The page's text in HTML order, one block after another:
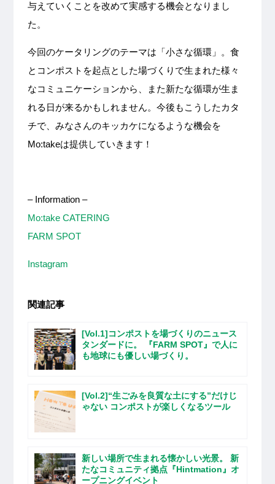
与えていくことを改めて実感する機会となりまし
た。
今回のケータリングのテーマは「小さな循環」。食
とコンポストを起点とした場づくりで生まれた様々
なコミュニケーションから、また新たな循環が生ま
れる日が来るかもしれません。今後もこうしたカタ
チで、みなさんのキッカケになるような機会を
Mo:takeは提供していきます！
– Information –
Mo:take CATERING
FARM SPOT
Instagram
関連記事
[Vol.1]コンポストを場づくりのニュース
タンダードに。 『FARM SPOT』で​​人に
も地球にも優しい場づくり。
[Vol.2]“生ごみを良質な土にする”だけじ
ゃない コンポストが楽しくなるツール
新しい場所で生まれる懐かしい光景。 新
たなコミュニティ拠点『Hintmation』オ
ープニングイベント